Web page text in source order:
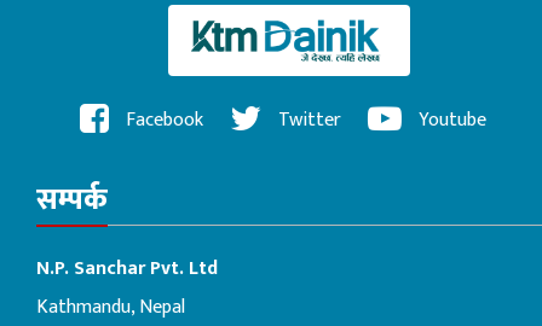
Facebook Twitter Youtube
सम्पर्क
N.P. Sanchar Pvt. Ltd
Kathmandu, Nepal